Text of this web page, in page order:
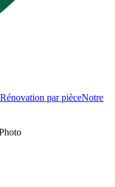
Rénovation par pièceNotre